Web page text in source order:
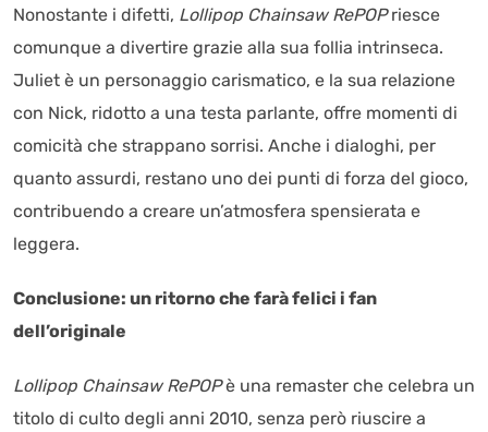
Nonostante i difetti, Lollipop Chainsaw RePOPriesce
comunque a divertire grazie alla sua follia intrinseca.
Juliet è un personaggio carismatico, e la sua relazione
con Nick, ridotto a una testa parlante, offre momenti di
comicità che strappano sorrisi. Anche i dialoghi, per
quanto assurdi, restano uno dei punti di forza del gioco,
contribuendo a creare un’atmosfera spensierata e
leggera.
Conclusione: un ritorno che farà felici i fan
dell’originale
Lollipop Chainsaw RePOPè una remaster che celebra un
titolo di culto degli anni 2010, senza però riuscire a